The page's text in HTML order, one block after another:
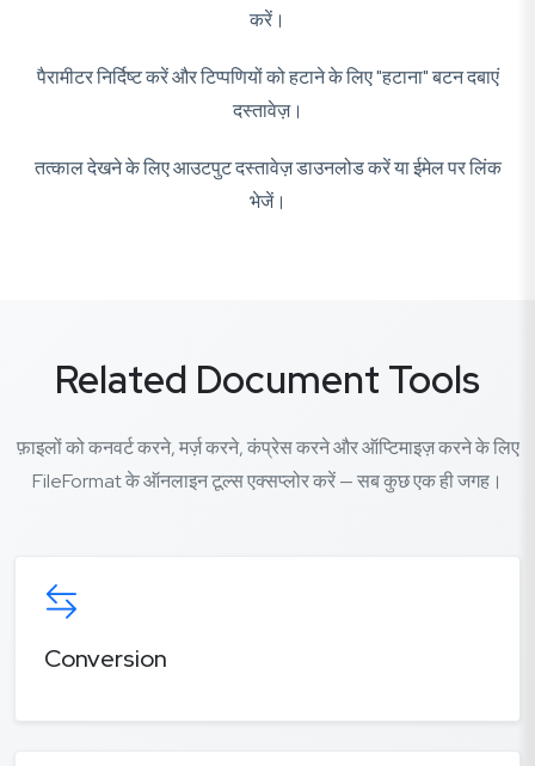
करें।
पैरामीटर निर्दिष्ट करें और टिप्पणियों को हटाने के लिए "हटाना" बटन दबाएं
दस्तावेज़।
तत्काल देखने के लिए आउटपुट दस्तावेज़ डाउनलोड करें या ईमेल पर लिंक
भेजें।
Related Document Tools
फ़ाइलों को कनवर्ट करने, मर्ज़ करने, कंप्रेस करने और ऑप्टिमाइज़ करने के लिए
FileFormat के ऑनलाइन टूल्स एक्सप्लोर करें — सब कुछ एक ही जगह।
Conversion